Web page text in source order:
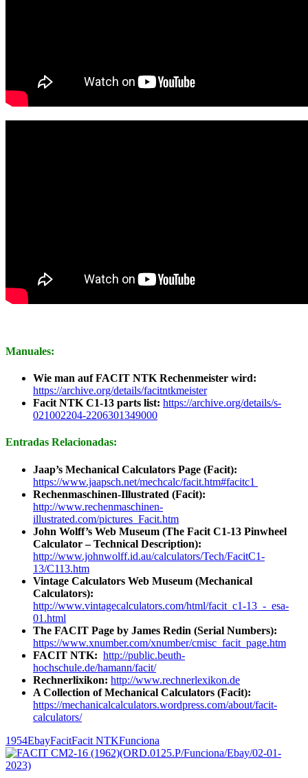
Manuales:
Wie man auf FACIT NTK Rechenmeister wird:
https://archive.org/details/facitntkmeister
Facit NTK C1-13 parts list: https://archive.org/details/s-
021002204-2206301349000
Entradas Relacionadas:
Jaap’s Mechanical Calculators Page (Facit):
https://www.jaapsch.net/mechcalc/facit.htm#facitc1
Rechenmaschinen-Illustrated (Facit):
http://www.rechenmaschinen-
illustrated.com/pictures_Facit.htm
John Wolff’s Web Museum (The Facit C1-13 Pinwheel
Calculator – Technical Description):
http://www.johnwolff.id.au/calculators/Tech/FacitC1-
13/C113.htm
Vintage Calculators Web Museum (Mechanical
Calculators):
http://www.vintagecalculators.com/html/facit_c1-13_-_esa-
01.html
The FACIT Page by James Redin (Serial Numbers):
https://www.xnumber.com/xnumber/cmisc_facit_page.htm
FACIT NTK: http://public.beuth-
hochschule.de/hamann/facit/
Rechnerlixikon: http://www.rechnerlexikon.de
A Collection of Mechanical Calculators (Facit):
https://mechanicalcalculators.wordpress.com/about/facit-
calculators/
1954EbayFacitFacit NTKFunciona